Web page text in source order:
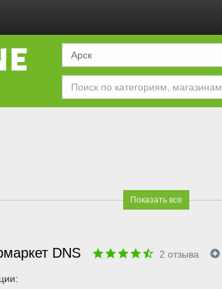
Арск
Показать все
DNS 2 отзыва